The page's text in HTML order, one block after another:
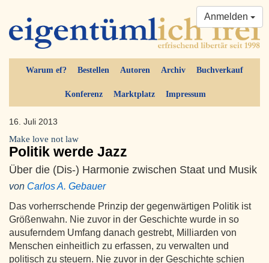
Warum ef? Bestellen Autoren Archiv Buchverkauf
Konferenz Marktplatz Impressum
Anmelden
16. Juli 2013
Make love not law
Politik werde Jazz
Über die (Dis-) Harmonie zwischen Staat und Musik
von Carlos A. Gebauer
Das vorherrschende Prinzip der gegenwärtigen Politik ist
Größenwahn. Nie zuvor in der Geschichte wurde in so
ausuferndem Umfang danach gestrebt, Milliarden von
Menschen einheitlich zu erfassen, zu verwalten und
politisch zu steuern. Nie zuvor in der Geschichte schien